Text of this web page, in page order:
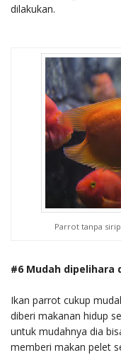
dilakukan.
Parrot tanpa
#6 Mudah
Ikan parrot cukup
diberi makanan hidup
untuk mudahnya dia
memberi makan pelet